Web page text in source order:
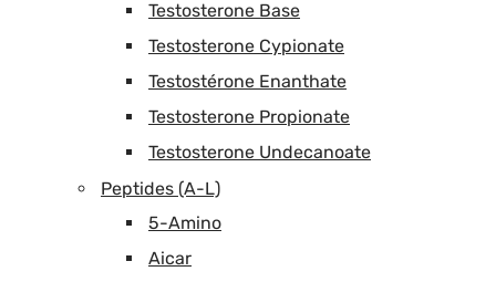
Testosterone Base
Testosterone Cypionate
Testostérone Enanthate
Testosterone Propionate
Testosterone Undecanoate
Peptides (A-L)
5-Amino
Aicar